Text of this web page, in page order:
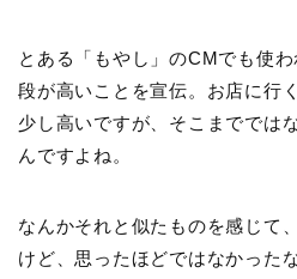
とある「もやし」のCMでも使
段が高いことを宣伝。お店に行
少し高いですが、そこまででは
んですよね。
なんかそれと似たものを感じて
けど、思ったほどではなかった